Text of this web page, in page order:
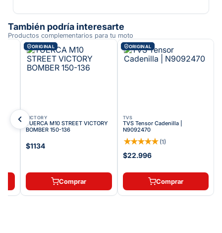
También podría interesarte
Productos complementarios para tu moto
ORIGINAL
VICTORY
TUERCA M10 STREET VICTORY
BOMBER 150-136
$1134
Comprar
ORIGINAL
TVS
TVS Tensor Cadenilla |
N9092470
★★★★★ (1)
$22.996
Comprar